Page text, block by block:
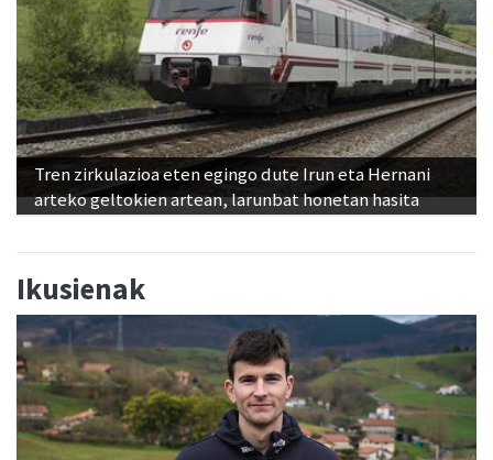
Tren zirkulazioa eten egingo dute Irun eta Hernani
arteko geltokien artean, larunbat honetan hasita
Ikusienak